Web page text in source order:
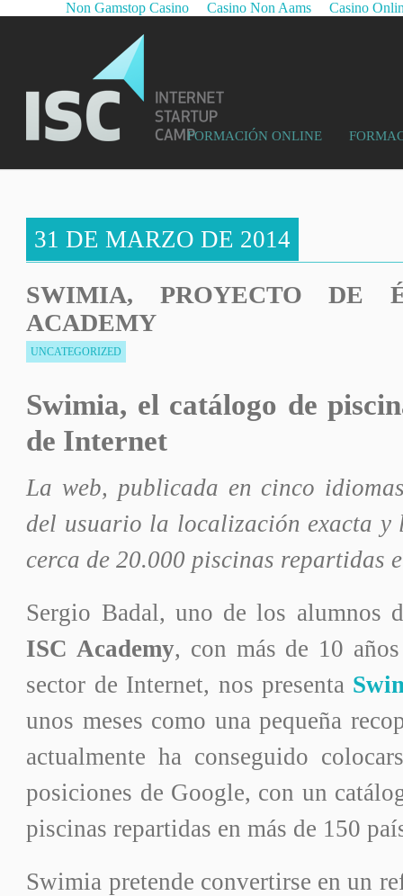
Non Gamstop Casino Casino Non Aams Casino
FORMACIÓN ONLINE
31 DE MARZO DE 2014
SWIMIA, PROYECTO DE
ACADEMY
UNCATEGORIZED
Swimia, el catálogo de
de Internet
La web, publicada en cinco
del usuario la localización exacta y
cerca de 20.000 piscinas repartidas
Sergio Badal, uno de los alumnos
ISC Academy, con más de 10
sector de Internet, nos presenta
unos meses como una pequeña
actualmente ha conseguido
posiciones de Google, con un
piscinas repartidas en más de 150
Swimia pretende convertirse en un